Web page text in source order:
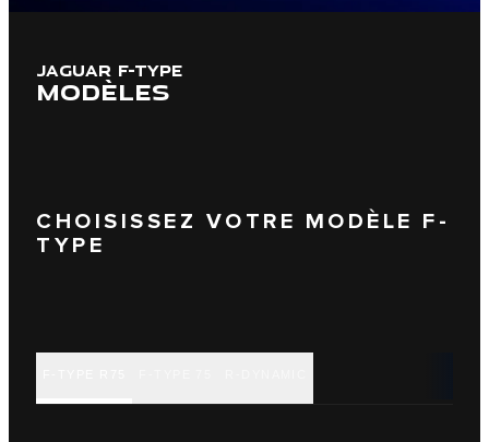
JAGUAR F-TYPE
MODÈLES
CHOISISSEZ VOTRE MODÈLE F-
TYPE